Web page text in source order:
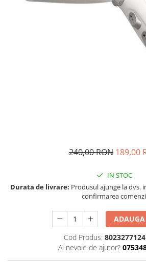
240,00 RON 189,00
IN STOC
Durata de livrare: Produsul ajunge la dvs.
confirmarea
Cod Produs:
Ai nevoie de ajutor?